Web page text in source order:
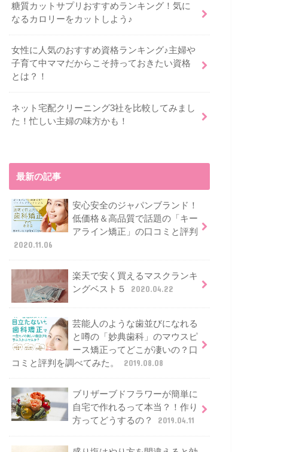
糖質カットサプリおすすめランキング！気に
なるカロリーをカットしよう♪
女性に人気のおすすめ資格ランキング♪主婦や
子育て中ママだからこそ持っておきたい資格
とは？！
ネット宅配クリーニング3社を比較してみまし
た！忙しい主婦の味方かも！
最新の記事
安心安全のジャパンブランド！
低価格＆高品質で話題の「キー
アライン矯正」の口コミと評判
2020.11.06
楽天で安く買えるマスクランキ
ングベスト５
2020.04.22
芸能人のような歯並びになれる
と噂の「妙典歯科」のマウスピ
ース矯正ってどこが凄いの？口
コミと評判を調べてみた。
2019.08.08
ブリザーブドフラワーが簡単に
自宅で作れるって本当？！作り
方ってどうするの？
2019.04.11